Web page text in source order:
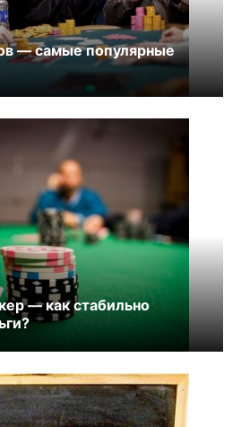
— самые популярные
— как стабильно